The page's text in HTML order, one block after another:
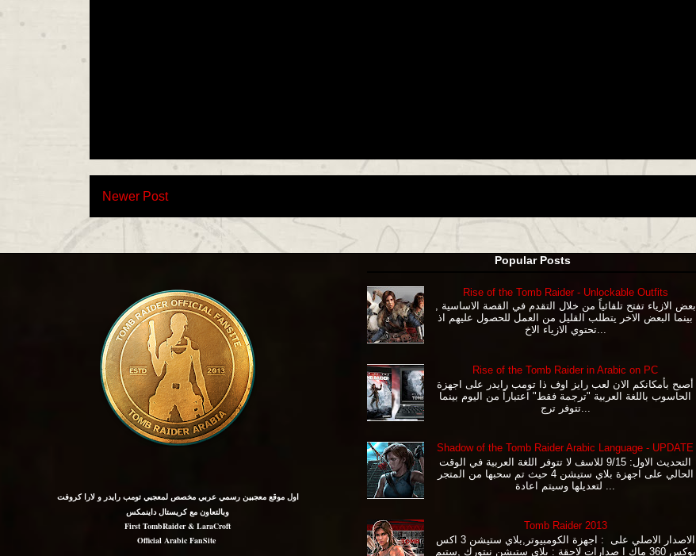
Newer Post
اول موقع معجبين رسمي عربي مخصص لمعجبي تومب رايدر و لارا كروفت
وبالتعاون مع كريستال داينمكس
First TombRaider & LaraCroft
Official Arabic FanSite
Popular Posts
Rise of the Tomb Raider - Unlockable Outfits
بعض الازياء تفتح تلقائياً من خلال التقدم في القصة الاساسية ,
بينما البعض الاخر يتطلب القليل من العمل للحصول عليهم اذ
تحتوي الازياء الاخ...
Rise of the Tomb Raider in Arabic on PC
أصبح بأمكانكم الان لعب رايز اوف ذا تومب رايدر على اجهزة
الحاسوب باللغة العربية "ترجمة فقط" اعتباراً من اليوم بينما
تتوفر ترج...
Shadow of the Tomb Raider Arabic Language - UPDATE
التحديث الاول: 9/15 للاسف لا تتوفر اللغة العربية في الوقت
الحالي على اجهزة بلاي ستيشن 4 حيث تم سحبها من المتجر
Tomb Raider 2013
الاصدار الاصلي على : اجهزة الكومبيوتر,بلاي ستيشن 3 اكس
بوكس 360 ماك ا صدارات لاحقة : بلاي ستيشن نيتورك ,ستيم